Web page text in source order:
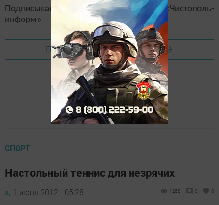
Подписывайтесь на нашканалMAX«Чистополь-
информ»
Перейти на страницу новости
СПОРТ
Настольный теннис для незрячих
х, 1 июня 2012 - 05:28 1268 0 0